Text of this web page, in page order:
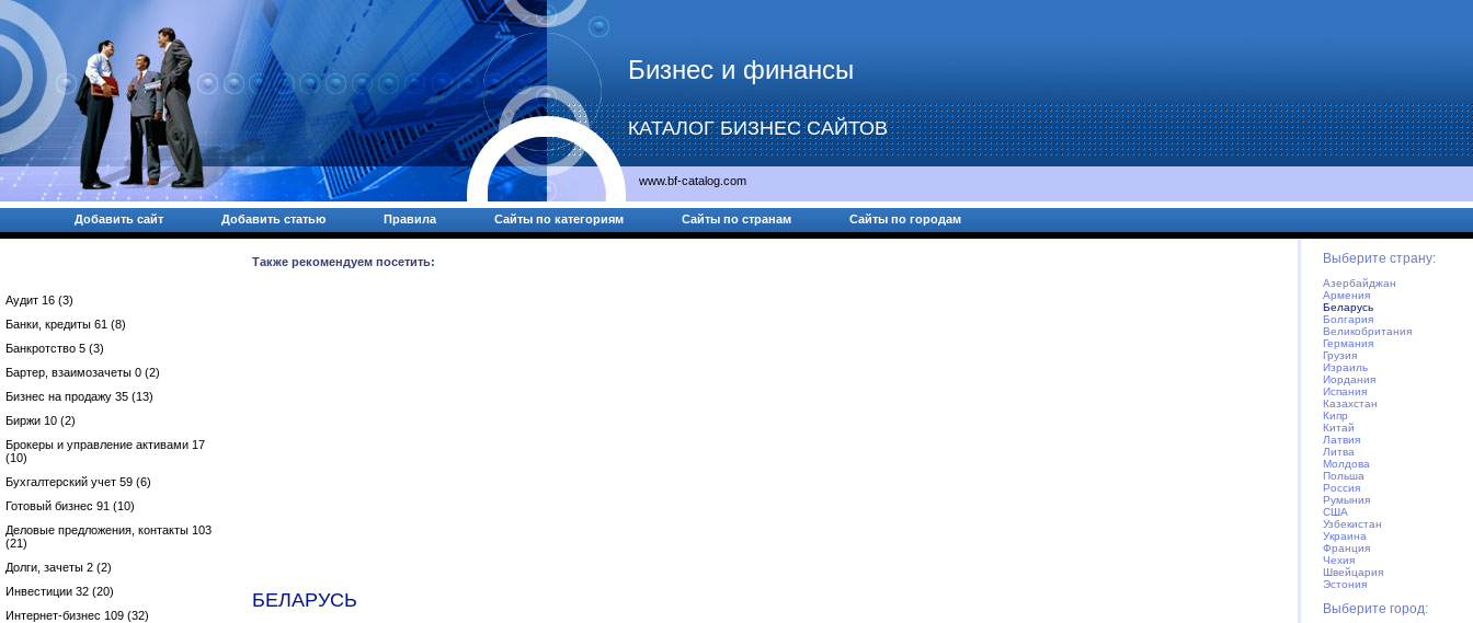
Бизнес и финансы
КАТАЛОГ БИЗНЕС САЙТОВ
www.bf-catalog.com
Добавить сайт Добавить статью Правила Сайты по категориям Сайты по странам Сайты по городам
Аудит 16 (3)
Банки, кредиты 61 (8)
Банкротство 5 (3)
Бартер, взаимозачеты 0 (2)
Бизнес на продажу 35 (13)
Биржи 10 (2)
Брокеры и управление активами 17
(10)
Бухгалтерский учет 59 (6)
Готовый бизнес 91 (10)
Деловые предложения, контакты 103
(21)
Долги, зачеты 2 (2)
Инвестиции 32 (20)
Интернет-бизнес 109 (32)
Также рекомендуем посетить:
БЕЛАРУСЬ
Выберите страну:
Азербайджан
Армения
Беларусь
Болгария
Великобритания
Германия
Грузия
Израиль
Иордания
Испания
Казахстан
Кипр
Китай
Латвия
Литва
Молдова
Польша
Россия
Румыния
США
Узбекистан
Украина
Франция
Чехия
Швейцария
Эстония
Выберите город: